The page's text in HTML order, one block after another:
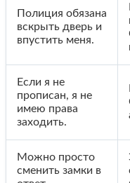
Полиция обязана
вскрыть дверь и
впустить меня.
Если я не
прописан, я не
имею права
заходить.
Можно просто
сменить замки в